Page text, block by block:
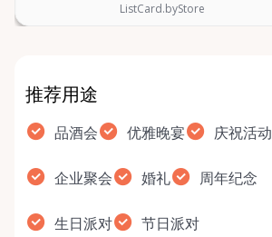
ListCard.byStore
推荐用途
品酒会 优雅晚宴 庆祝活动
企业聚会 婚礼 周年纪念
生日派对 节日派对